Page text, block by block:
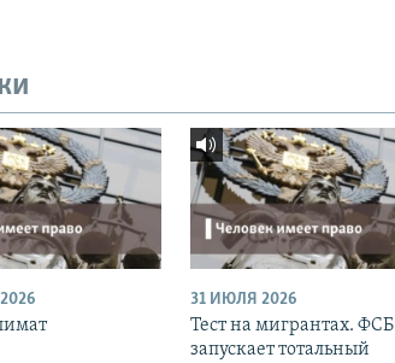
31 ИЮЛЯ 2026
Тест на мигрантах. ФСБ
запускает тотальный